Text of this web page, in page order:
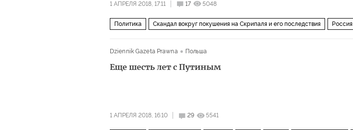
1 АПРЕЛЯ 2018, 17:11 17 5048
Политика Скандал вокруг покушения на Скрипаля и его последствия Россия
Dziennik Gazeta Prawna
Польша
Еще шесть лет с Путиным
1 АПРЕЛЯ 2018, 16:10 29 5541